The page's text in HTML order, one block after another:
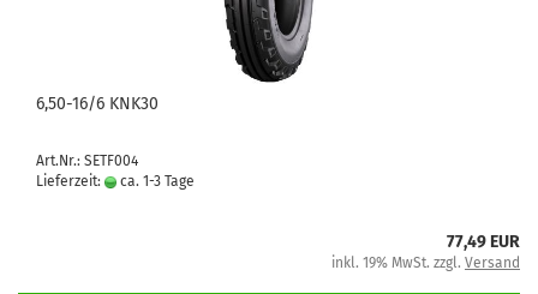
6,50-16/6 KNK30
Art.Nr.: SETF004
Lieferzeit:
ca. 1-3 Tage
77,49 EUR
inkl. 19% MwSt. zzgl. Versand